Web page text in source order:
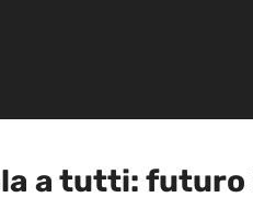
a tutti: futuro